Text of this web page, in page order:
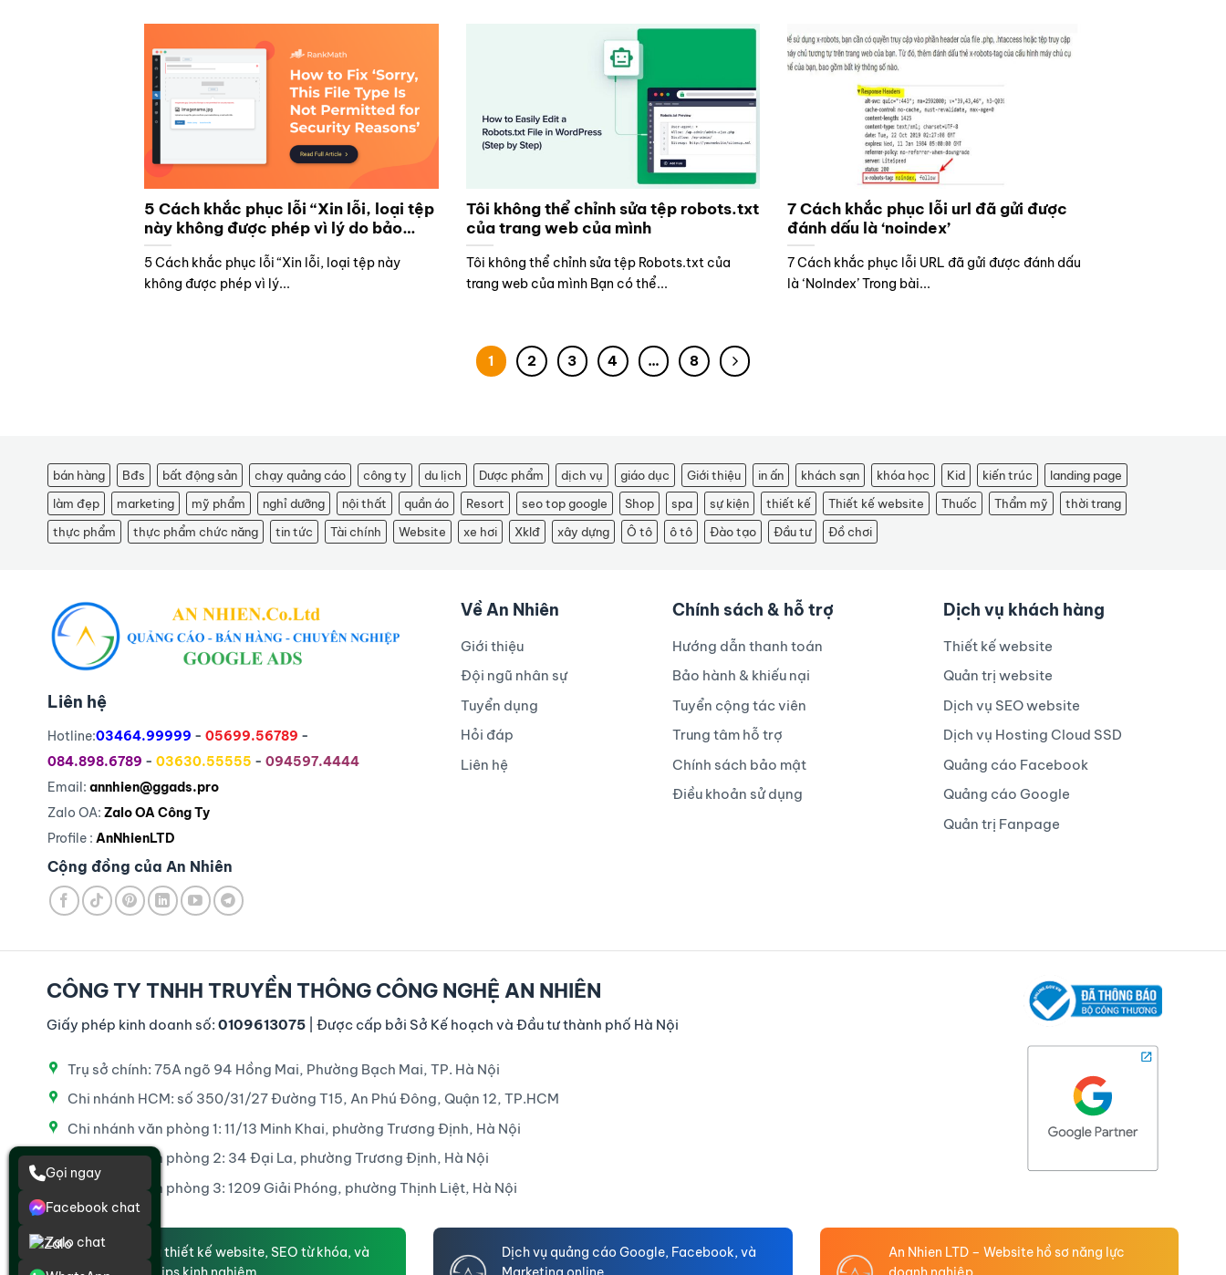
5 Cách khắc phục lỗi “Xin lỗi, loại tệp
này không được phép vì lý do bảo
mật”
5 Cách khắc phục lỗi “Xin lỗi, loại tệp này
không được phép vì lý...
Tôi không thể chỉnh sửa tệp robots.txt
của trang web của mình
Tôi không thể chỉnh sửa tệp Robots.txt của
trang web của mình Bạn có thể...
7 Cách khắc phục lỗi url đã gửi được
đánh dấu là ‘noindex’
7 Cách khắc phục lỗi URL đã gửi được đánh dấu
là ‘NoIndex’ Trong bài...
1 2 3 4 … 8
bán hàng Bđs bất động sản chạy quảng cáo công ty du lịch Dược phẩm dịch vụ giáo dục Giới thiệu in ấn khách sạn khóa học Kid kiến trúc
landing page
làm đẹp
marketing mỹ phẩm nghỉ dưỡng nội thất quần áo Resort seo top google Shop spa sự kiện thiết kế Thiết kế website Thuốc Thẩm mỹ
thời trang
thực phẩm
thực phẩm chức năng tin tức Tài chính Website xe hơi Xklđ xây dựng Ô tô ô tô Đào tạo Đầu tư Đồ chơi
Liên hệ
Hotline:03464.99999 - 05699.56789 -
084.898.6789 - 03630.55555 - 094597.4444
Email: annhien@ggads.pro
Zalo OA: Zalo OA Công Ty
Profile : AnNhienLTD
Cộng đồng của An Nhiên
Về An Nhiên
Giới thiệu
Đội ngũ nhân sự
Tuyển dụng
Hỏi đáp
Liên hệ
Chính sách & hỗ trợ
Hướng dẫn thanh toán
Bảo hành & khiếu nại
Tuyển cộng tác viên
Trung tâm hỗ trợ
Chính sách bảo mật
Điều khoản sử dụng
Dịch vụ khách hàng
Thiết kế website
Quản trị website
Dịch vụ SEO website
Dịch vụ Hosting Cloud SSD
Quảng cáo Facebook
Quảng cáo Google
Quản trị Fanpage
CÔNG TY TNHH TRUYỀN THÔNG CÔNG NGHỆ AN NHIÊN
Giấy phép kinh doanh số: 0109613075| Được cấp bởi Sở Kế hoạch và Đầu tư thành phố Hà Nội
Trụ sở chính: 75A ngõ 94 Hồng Mai, Phường Bạch Mai, TP. Hà Nội
Chi nhánh HCM: số 350/31/27 Đường T15, An Phú Đông, Quận 12, TP.HCM
Chi nhánh văn phòng 1: 11/13 Minh Khai, phường Trương Định, Hà Nội
Chi nhánh văn phòng 2: 34 Đại La, phường Trương Định, Hà Nội
Chi nhánh văn phòng 3: 1209 Giải Phóng, phường Thịnh Liệt, Hà Nội
Dịch vụ thiết kế website, SEO từ khóa, và
Dịch vụ quảng cáo Google, Facebook, và
An Nhien LTD – Website hồ sơ năng lực
Gọi ngay
Facebook chat
Zalo chat